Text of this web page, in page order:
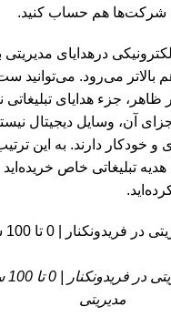
شرکت‌ها هم حساب کنید.
درهدایای مدیریتی
می‌رود. می‌توانید
ظاهر، جزء هدایای
آن، وسایل دیجیتال
و خودکار دارند. به این
تبلیغاتی خاص خریده‌اید
مدیریتی